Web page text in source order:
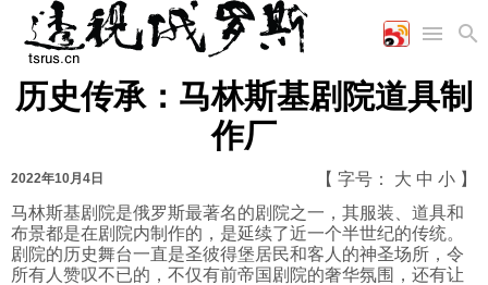
首页
国际
时政
陆军
军事合作
工业
能源
农业
美食
娱乐
图片新闻
漫画
视频
图表
历史传承：马林斯基剧院道具制
作厂
2022年10月4日 【 字号： 大 中 小 】
马林斯基剧院是俄罗斯最著名的剧院之一，其服装、道具和
布景都是在剧院内制作的，是延续了近一个半世纪的传统。
剧院的历史舞台一直是圣彼得堡居民和客人的神圣场所，令
所有人赞叹不已的，不仅有前帝国剧院的奢华氛围，还有让